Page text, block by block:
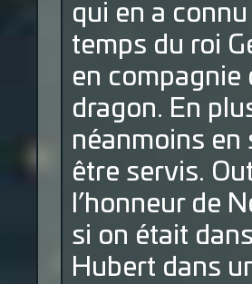
qui en a
temps du roi
en
dragon. En
néanmoins en
être servis.
l’honneur de
si on était
Hubert dans